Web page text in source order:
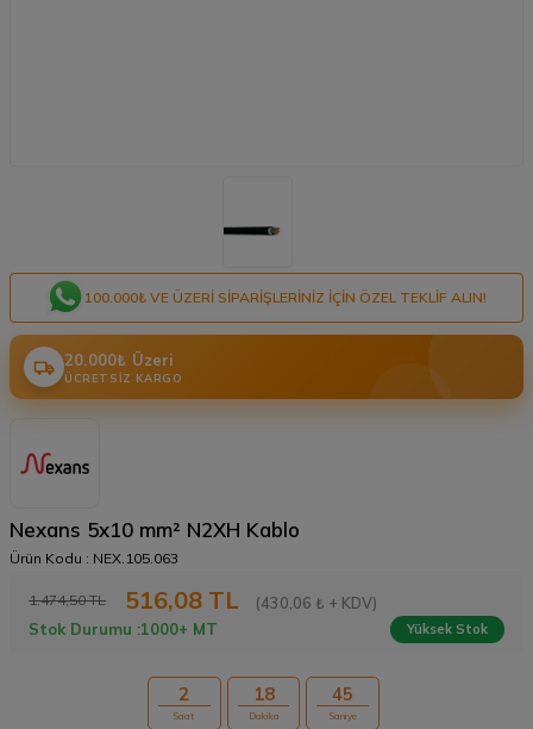
100.000₺ VE ÜZERI SIPARIŞLERINIZ IÇIN ÖZEL TEKLIF ALIN!
20.000₺ Üzeri
ÜCRETSIZ KARGO
Nexans 5x10 mm² N2XH Kablo
Ürün Kodu : NEX.105.063
1.474,50TL 516,08 TL
(430,06 ₺ + KDV)
Stok Durumu :1000+ MT Yüksek Stok
2
Saat
18
Dakika
45
Saniye